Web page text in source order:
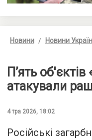
Новини Новини
П’ять
атакували
4 тра 2026, 18:02
Російські